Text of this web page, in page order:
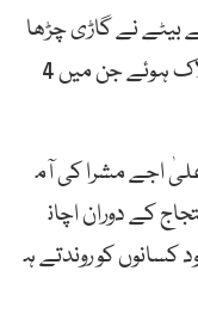
بیٹےنےگاڑیچڑھا
ہوئے جن میں 4
اجےمشراکیآم
کےدوراناچان
کسانوںکوروندتےہ